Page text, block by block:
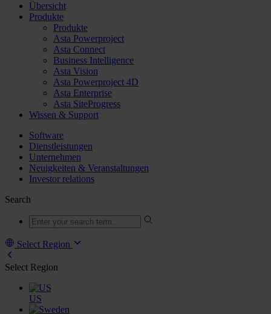
Übersicht
Produkte
Produkte
Asta Powerproject
Asta Connect
Business Intelligence
Asta Vision
Asta Powerproject 4D
Asta Enterprise
Asta SiteProgress
Wissen & Support
Software
Dienstleistungen
Unternehmen
Neuigkeiten & Veranstaltungen
Investor relations
Search
Select Region
Select Region
US